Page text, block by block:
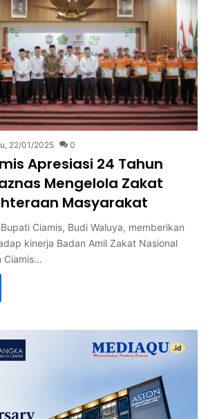
22/01/2025 0
Apresiasi 24 Tahun
Mengelola Zakat
Masyarakat
Ciamis, Budi Waluya, memberikan
kinerja Badan Amil Zakat Nasional
Ciamis…